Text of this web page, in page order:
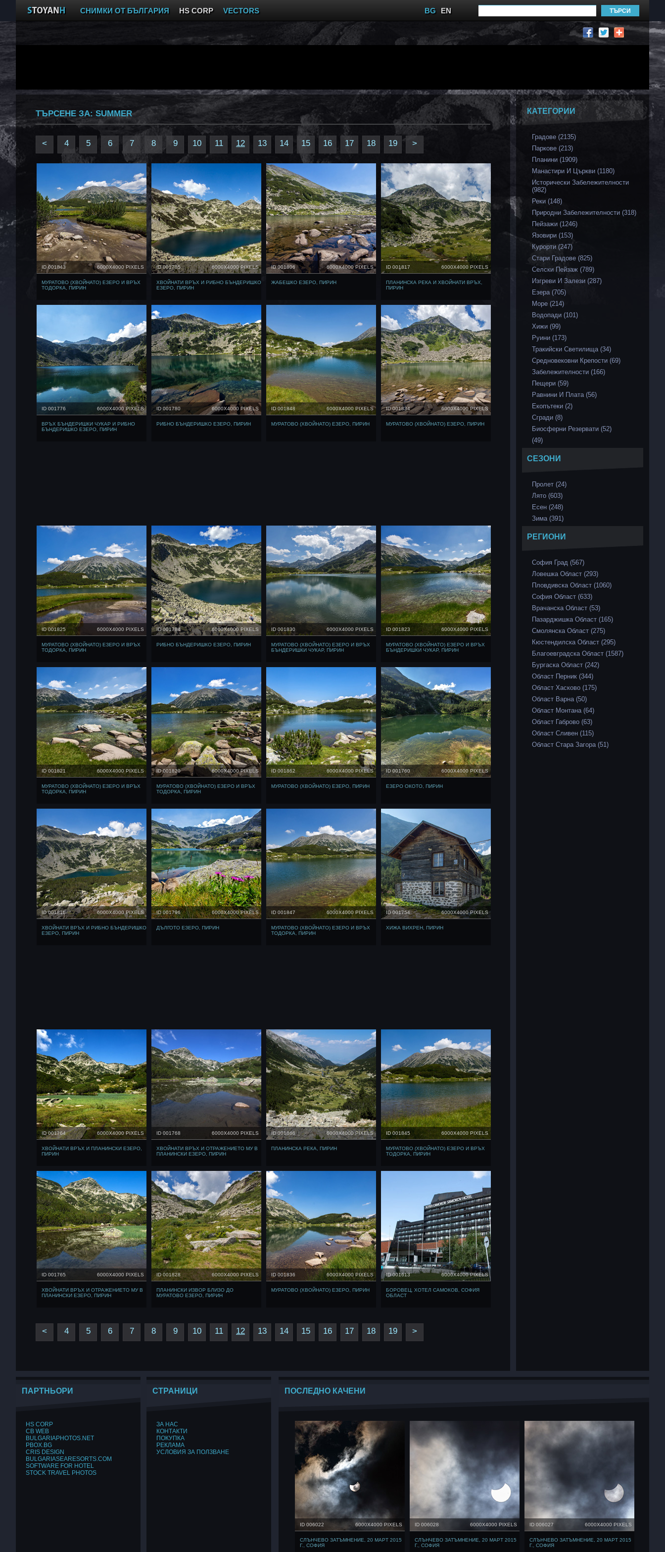
СНИМКИ ОТ БЪЛГАРИЯ HS CORP VECTORS BG EN
ТЪРСЕНЕ ЗА: SUMMER
< 4 5 6 7 8 9 10 11 12 13 14 15 16 17 18 19 >
ID 001843 6000X4000 PIXELS
МУРАТОВО (ХВОЙНАТО) ЕЗЕРО И ВРЪХ
ТОДОРКА, ПИРИН
ID 001785 6000X4000 PIXELS
ХВОЙНАТИ ВРЪХ И РИБНО БЪНДЕРИШКО
ЕЗЕРО, ПИРИН
ID 001806 6000X4000 PIXELS
ЖАБЕШКО ЕЗЕРО, ПИРИН
ID 001817 6000X4000 PIXELS
ПЛАНИНСКА РЕКА И ХВОЙНАТИ ВРЪХ,
ПИРИН
ID 001776 6000X4000 PIXELS
ВРЪХ БЪНДЕРИШКИ ЧУКАР И РИБНО
БЪНДЕРИШКО ЕЗЕРО, ПИРИН
ID 001780 6000X4000 PIXELS
РИБНО БЪНДЕРИШКО ЕЗЕРО, ПИРИН
ID 001848 6000X4000 PIXELS
МУРАТОВО (ХВОЙНАТО) ЕЗЕРО, ПИРИН
ID 001834 6000X4000 PIXELS
МУРАТОВО (ХВОЙНАТО) ЕЗЕРО, ПИРИН
ID 001825 6000X4000 PIXELS
МУРАТОВО (ХВОЙНАТО) ЕЗЕРО И ВРЪХ
ТОДОРКА, ПИРИН
ID 001784 6000X4000 PIXELS
РИБНО БЪНДЕРИШКО ЕЗЕРО, ПИРИН
ID 001830 6000X4000 PIXELS
МУРАТОВО (ХВОЙНАТО) ЕЗЕРО И ВРЪХ
БЪНДЕРИШКИ ЧУКАР, ПИРИН
ID 001823 6000X4000 PIXELS
МУРАТОВО (ХВОЙНАТО) ЕЗЕРО И ВРЪХ
БЪНДЕРИШКИ ЧУКАР, ПИРИН
ID 001821 6000X4000 PIXELS
МУРАТОВО (ХВОЙНАТО) ЕЗЕРО И ВРЪХ
ТОДОРКА, ПИРИН
ID 001820 6000X4000 PIXELS
МУРАТОВО (ХВОЙНАТО) ЕЗЕРО И ВРЪХ
ТОДОРКА, ПИРИН
ID 001862 6000X4000 PIXELS
МУРАТОВО (ХВОЙНАТО) ЕЗЕРО, ПИРИН
ID 001760 6000X4000 PIXELS
ЕЗЕРО ОКОТО, ПИРИН
ID 001811 6000X4000 PIXELS
ХВОЙНАТИ ВРЪХ И РИБНО БЪНДЕРИШКО
ЕЗЕРО, ПИРИН
ID 001796 6000X4000 PIXELS
ДЪЛГОТО ЕЗЕРО, ПИРИН
ID 001847 6000X4000 PIXELS
МУРАТОВО (ХВОЙНАТО) ЕЗЕРО И ВРЪХ
ТОДОРКА, ПИРИН
ID 001754 6000X4000 PIXELS
ХИЖА ВИХРЕН, ПИРИН
ID 001764 6000X4000 PIXELS
ХВОЙНАТИ ВРЪХ И ПЛАНИНСКИ ЕЗЕРО,
ПИРИН
ID 001768 6000X4000 PIXELS
ХВОЙНАТИ ВРЪХ И ОТРАЖЕНИЕТО МУ В
ПЛАНИНСКИ ЕЗЕРО, ПИРИН
ID 001866 6000X4000 PIXELS
ПЛАНИНСКА РЕКА, ПИРИН
ID 001845 6000X4000 PIXELS
МУРАТОВО (ХВОЙНАТО) ЕЗЕРО И ВРЪХ
ТОДОРКА, ПИРИН
ID 001765 6000X4000 PIXELS
ХВОЙНАТИ ВРЪХ И ОТРАЖЕНИЕТО МУ В
ПЛАНИНСКИ ЕЗЕРО, ПИРИН
ID 001828 6000X4000 PIXELS
ПЛАНИНСКИ ИЗВОР БЛИЗО ДО
МУРАТОВО ЕЗЕРО, ПИРИН
ID 001836 6000X4000 PIXELS
МУРАТОВО (ХВОЙНАТО) ЕЗЕРО, ПИРИН
ID 001613 6000X4000 PIXELS
БОРОВЕЦ, ХОТЕЛ САМОКОВ, СОФИЯ
ОБЛАСТ
< 4 5 6 7 8 9 10 11 12 13 14 15 16 17 18 19 >
КАТЕГОРИИ
Градове (2135)
Паркове (213)
Планини (1909)
Манастири И Църкви (1180)
Исторически Забележителности
(982)
Реки (148)
Природни Забележителности (318)
Пейзажи (1246)
Язовири (153)
Курорти (247)
Стари Градове (825)
Селски Пейзаж (789)
Изгреви И Залези (287)
Езера (705)
Море (214)
Водопади (101)
Хижи (99)
Руини (173)
Тракийски Светилища (34)
Средновековни Крепости (69)
Забележителности (166)
Пещери (59)
Равнини И Плата (56)
Екопътеки (2)
Сгради (8)
Биосферни Резервати (52)
(49)
СЕЗОНИ
Пролет (24)
Лято (603)
Есен (248)
Зима (391)
РЕГИОНИ
София Град (567)
Ловешка Област (293)
Пловдивска Област (1060)
София Област (633)
Врачанска Област (53)
Пазарджишка Област (165)
Смолянска Област (275)
Кюстендилска Област (295)
Благоевградска Област (1587)
Бургаска Област (242)
Област Перник (344)
Област Хасково (175)
Област Варна (50)
Област Монтана (64)
Област Габрово (63)
Област Сливен (115)
Област Стара Загора (51)
ПАРТНЬОРИ
HS CORP
CB WEB
BULGARIAPHOTOS.NET
PBOX.BG
CRIS DESIGN
BULGARIASEARESORTS.COM
SOFTWARE FOR HOTEL
STOCK TRAVEL PHOTOS
СТРАНИЦИ
ЗА НАС
КОНТАКТИ
ПОКУПКА
РЕКЛАМА
УСЛОВИЯ ЗА ПОЛЗВАНЕ
ПОСЛЕДНО КАЧЕНИ
ID 006022 6000X4000 PIXELS
СЛЪНЧЕВО ЗАТЪМНЕНИЕ, 20 МАРТ 2015
Г., СОФИЯ
ID 006028 6000X4000 PIXELS
СЛЪНЧЕВО ЗАТЪМНЕНИЕ, 20 МАРТ 2015
Г., СОФИЯ
ID 006027 6000X4000 PIXELS
СЛЪНЧЕВО ЗАТЪМНЕНИЕ, 20 МАРТ 2015
Г., СОФИЯ